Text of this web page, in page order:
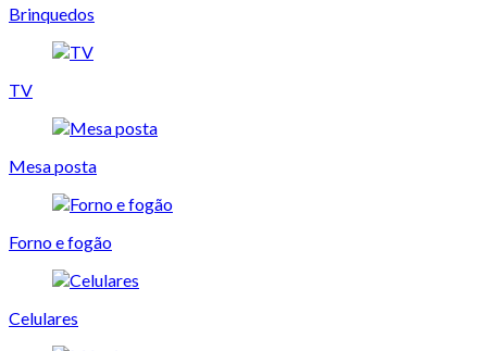
Brinquedos
TV
Mesa posta
Forno e fogão
Celulares